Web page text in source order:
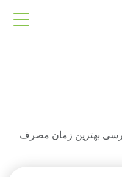
بهترین زمان مصرف